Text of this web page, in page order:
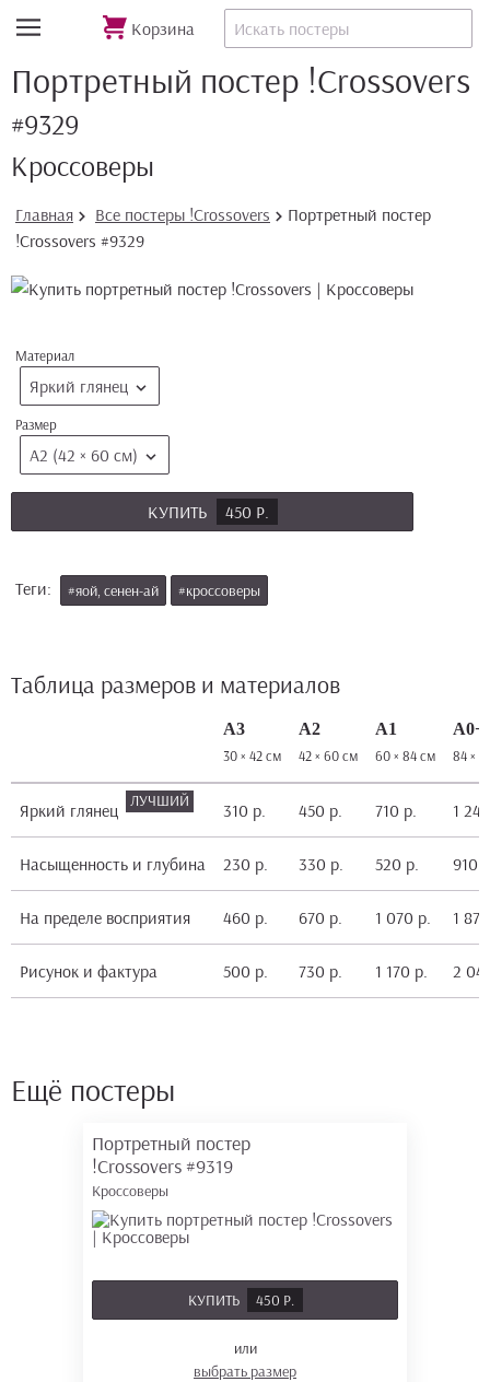
Корзина
Портретный постер !Crossovers
#9329
Кроссоверы
Главная Все постеры !Crossovers
Портретный постер
!Crossovers #9329
Материал
Яркий глянец
Размер
А2 (42 × 60 см)
КУПИТЬ 450 Р.
Теги: #яой, сенен-ай #кроссоверы
Таблица размеров и материалов
А3
30 × 42 см
А2
42 × 60 см
А1
60 × 84 см
А0+
84 ×
Яркий глянец 310 р. 450 р. 710 р. 1
Насыщенность и глубина 230 р. 330 р. 520 р. 910
На пределе восприятия 460 р. 670 р. 1 070 р. 1
Рисунок и фактура 500 р. 730 р. 1 170 р. 2
Ещё постеры
Портретный постер
!Crossovers #9319
Кроссоверы
КУПИТЬ 450 Р.
или
выбрать размер